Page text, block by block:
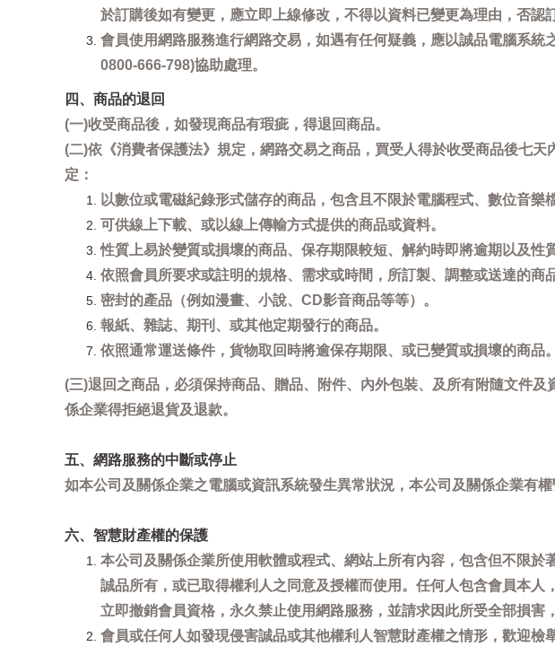
於訂購後如有變更，應立即上線修改，不得以資料已變更為理由，否認
會員使用網路服務進行網路交易，如遇有任何疑義，應以誠品電腦系
0800-666-798)協助處理。
四、商品的退回
(一)收受商品後，如發現商品有瑕疵，得退回商品。
(二)依《消費者保護法》規定，網路交易之商品，買受人得於收受商品後七
定：
以數位或電磁紀錄形式儲存的商品，包含且不限於電腦程式、數位音樂
可供線上下載、或以線上傳輸方式提供的商品或資料。
性質上易於變質或損壞的商品、保存期限較短、解約時即將逾期以及性
依照會員所要求或註明的規格、需求或時間，所訂製、調整或送達的商品
密封的產品（例如漫畫、小說、CD影音商品等等）。
報紙、雜誌、期刊、或其他定期發行的商品。
依照通常運送條件，貨物取回時將逾保存期限、或已變質或損壞的商品。
(三)退回之商品，必須保持商品、贈品、附件、內外包裝、及所有附隨文件
係企業得拒絕退貨及退款。
五、網路服務的中斷或停止
如本公司及關係企業之電腦或資訊系統發生異常狀況，本公司及關係企業有
六、智慧財產權的保護
本公司及關係企業所使用軟體或程式、網站上所有內容，包含但不限
誠品所有，或已取得權利人之同意及授權而使用。任何人包含會員本
立即撤銷會員資格，永久禁止使用網路服務，並請求因此所受全部損害
會員或任何人如發現侵害誠品或其他權利人智慧財產權之情形，歡迎檢